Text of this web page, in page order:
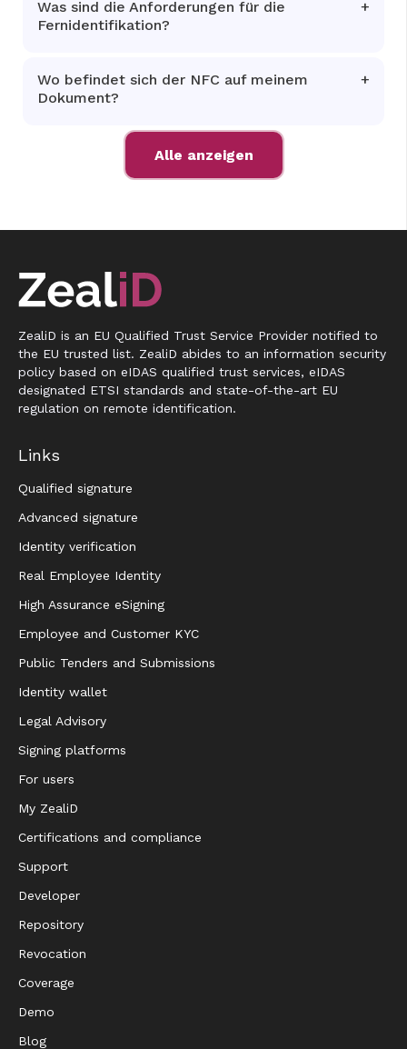
Was sind die Anforderungen für die
Fernidentifikation?
Wo befindet sich der NFC auf meinem
Dokument?
Alle anzeigen
ZealiD is an EU Qualified Trust Service Provider notified to
the EU trusted list. ZealiD abides to an information security
policy based on eIDAS qualified trust services, eIDAS
designated ETSI standards and state-of-the-art EU
regulation on remote identification.
Links
Qualified signature
Advanced signature
Identity verification
Real Employee Identity
High Assurance eSigning
Employee and Customer KYC
Public Tenders and Submissions
Identity wallet
Legal Advisory
Signing platforms
For users
My ZealiD
Certifications and compliance
Support
Developer
Repository
Revocation
Coverage
Demo
Blog